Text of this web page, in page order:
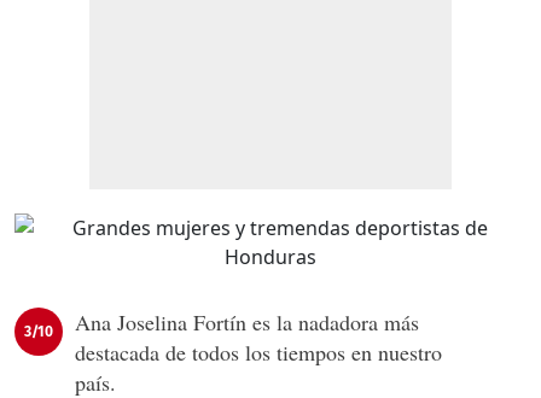
3/10
Ana Joselina Fortín es la nadadora más
destacada de todos los tiempos en nuestro
país.